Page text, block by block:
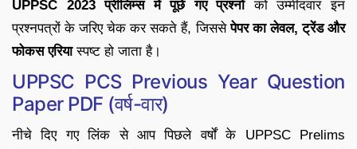
UPPSC 2023 प्रीलिम्स में पूछे गए प्रश्नोंको उम्मीदवार इन
प्रश्नपत्रों के जरिए चेक कर सकते हैं, जिससेपेपर का लेवल, ट्रेंड और
फोकस एरियास्पष्ट हो जाता है।
UPPSC PCS Previous Year Question
Paper PDF (वर्ष-वार)
नीचे दिए गए लिंक से आप पिछले वर्षों के UPPSC Prelims